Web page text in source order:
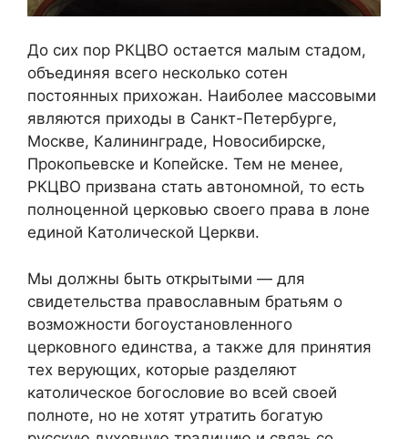
До сих пор РКЦВО остается малым стадом,
объединяя всего несколько сотен
постоянных прихожан. Наиболее массовыми
являются приходы в Санкт-Петербурге,
Москве, Калининграде, Новосибирске,
Прокопьевске и Копейске. Тем не менее,
РКЦВО призвана стать автономной, то есть
полноценной церковью своего права в лоне
единой Католической Церкви.
Мы должны быть открытыми — для
свидетельства православным братьям о
возможности богоустановленного
церковного единства, а также для принятия
тех верующих, которые разделяют
католическое богословие во всей своей
полноте, но не хотят утратить богатую